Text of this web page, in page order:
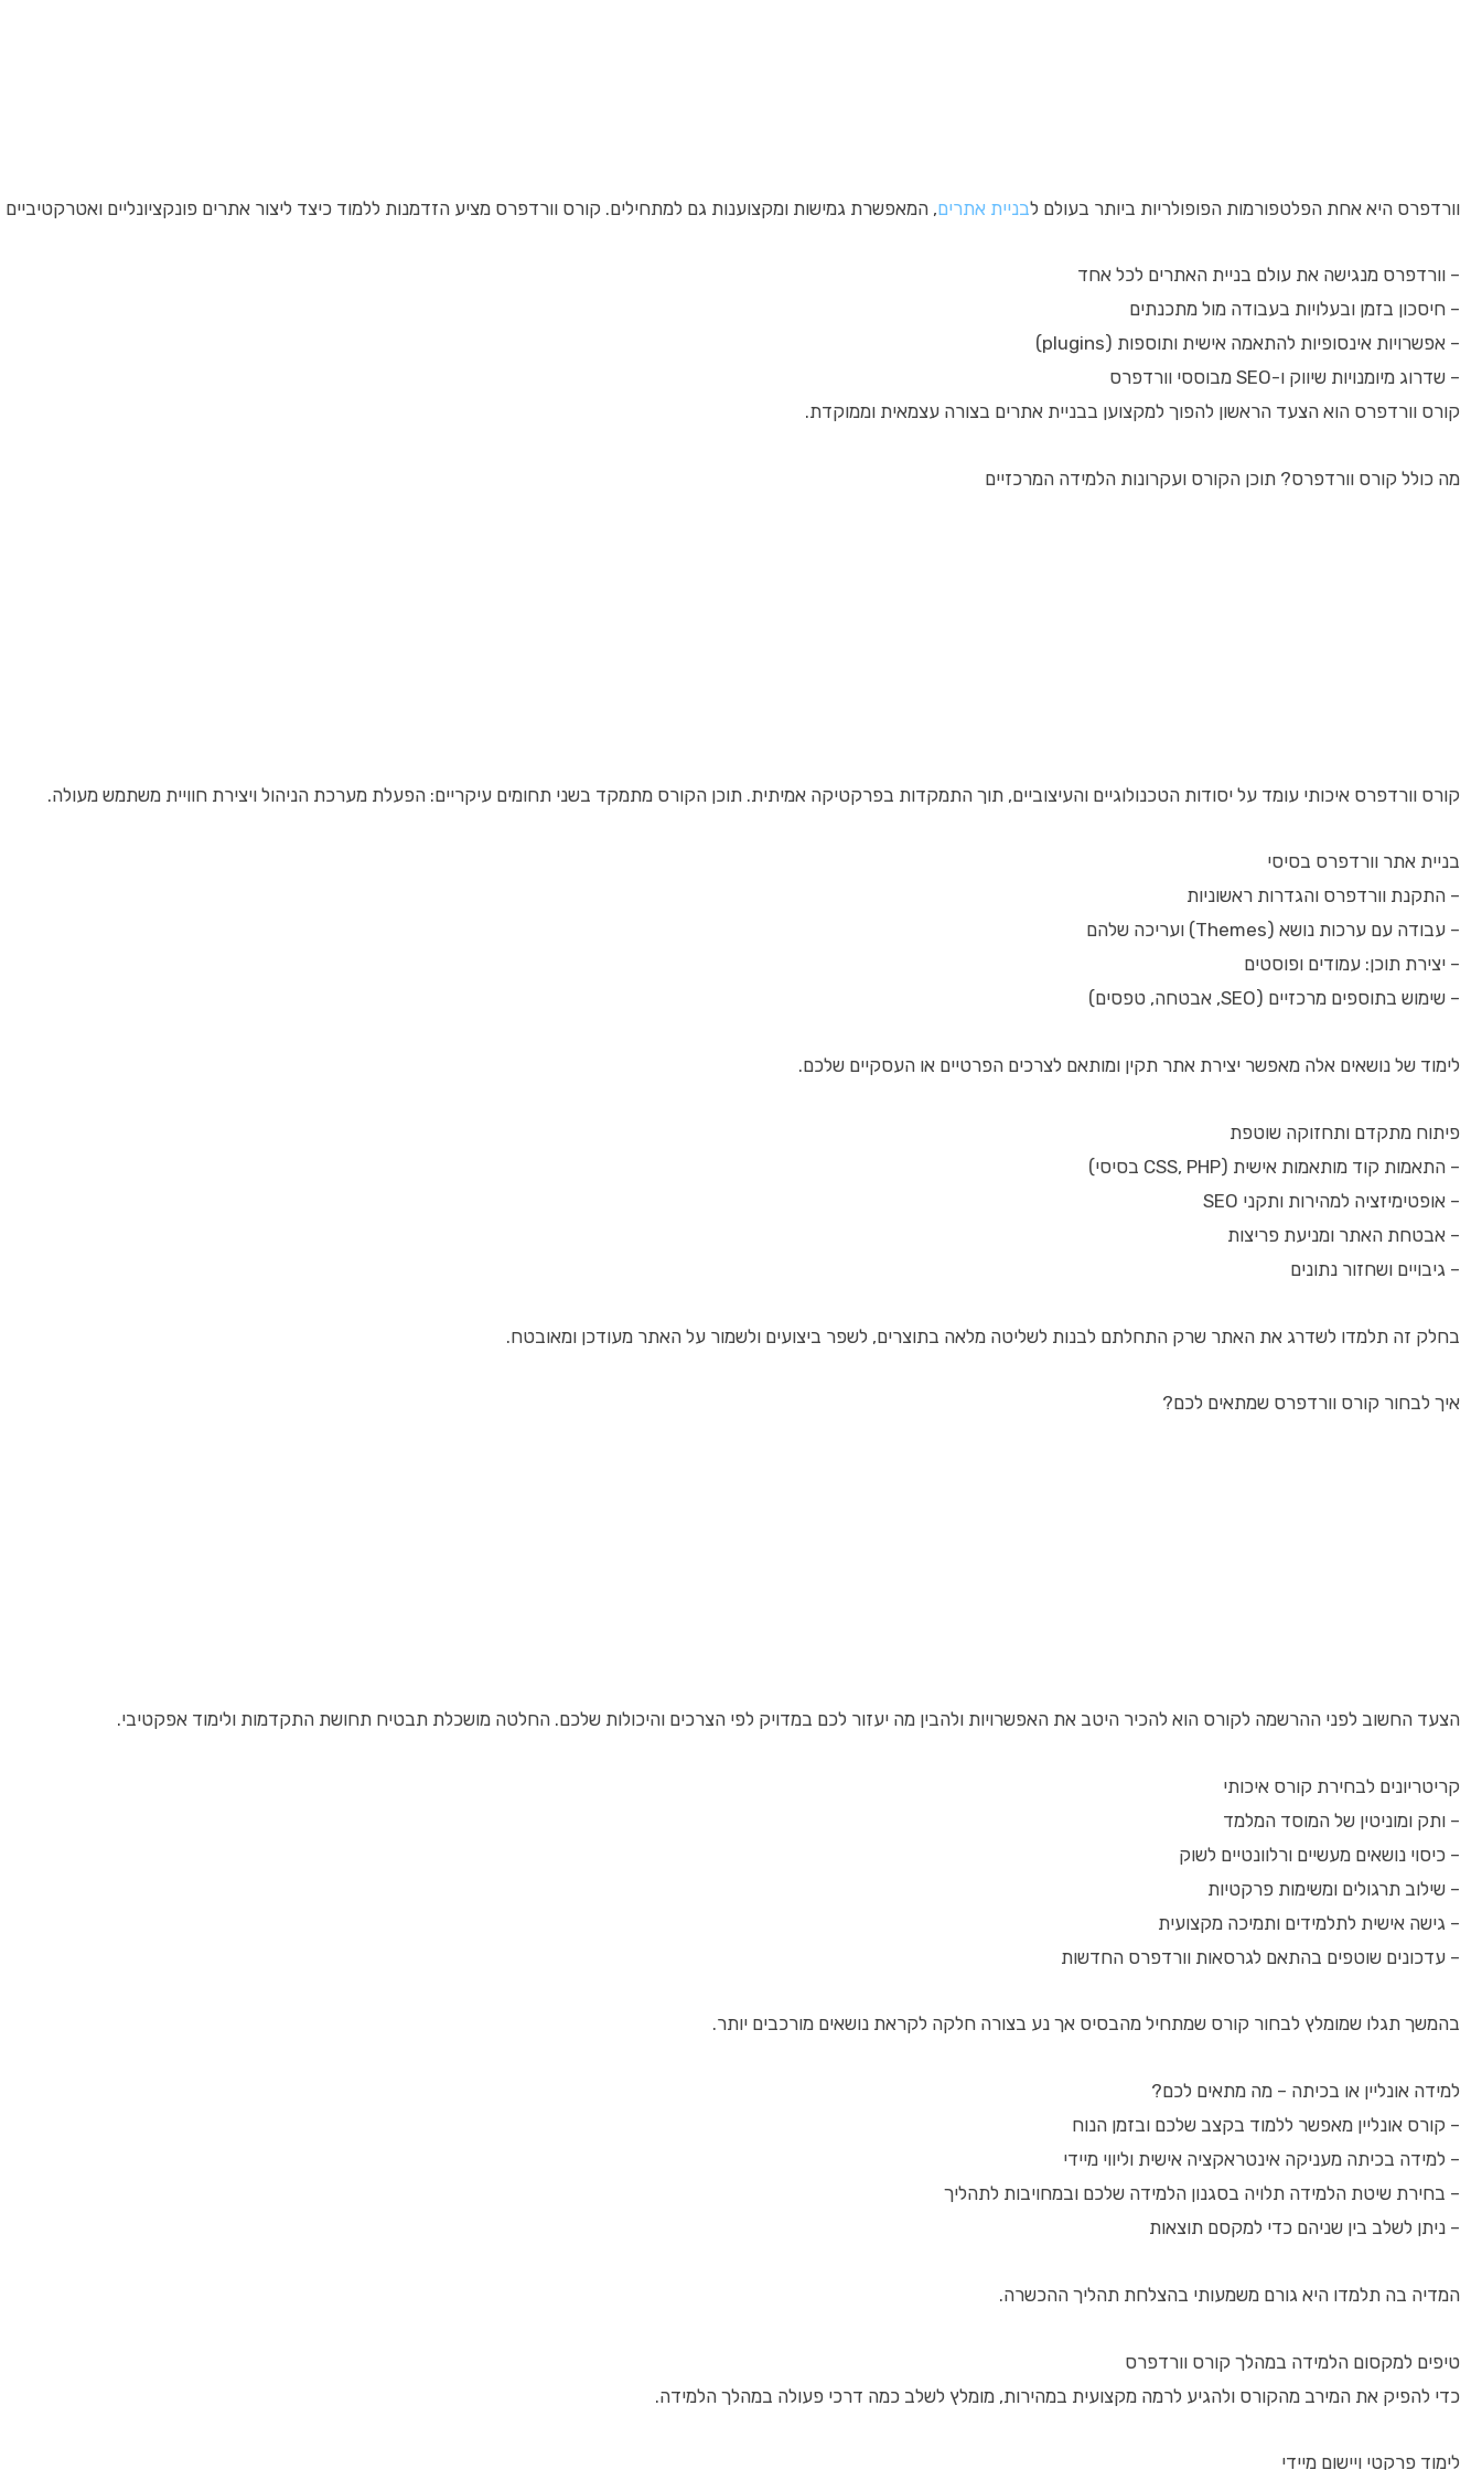
וורדפרס היא אחת הפלטפורמות הפופולריות ביותר בעולם לבניית אתרים, המאפשרת גמישות ומקצוענות גם למתחילים. קורס וורדפרס מציע הזדמנות ללמוד כיצד ליצור אתרים פונקציונליים
– וורדפרס מנגישה את עולם בניית האתרים לכל אחד
– חיסכון בזמן ובעלויות בעבודה מול מתכנתים
– אפשרויות אינסופיות להתאמה אישית ותוספות (plugins)
– שדרוג מיומנויות שיווק ו-SEO מבוססי וורדפרס
קורס וורדפרס הוא הצעד הראשון להפוך למקצוען בבניית אתרים בצורה עצמאית וממוקדת.
מה כולל קורס וורדפרס? תוכן הקורס ועקרונות הלמידה המרכזיים
קורס וורדפרס איכותי עומד על יסודות הטכנולוגיים והעיצוביים, תוך התמקדות בפרקטיקה אמיתית. תוכן הקורס מתמקד בשני תחומים עיקריים: הפעלת מערכת הניהול ויצירת חוויית משתמש מעולה.
בניית אתר וורדפרס בסיסי
– התקנת וורדפרס והגדרות ראשוניות
– עבודה עם ערכות נושא (Themes) ועריכה שלהם
– יצירת תוכן: עמודים ופוסטים
– שימוש בתוספים מרכזיים (SEO, אבטחה, טפסים)
לימוד של נושאים אלה מאפשר יצירת אתר תקין ומותאם לצרכים הפרטיים או העסקיים שלכם.
פיתוח מתקדם ותחזוקה שוטפת
– התאמות קוד מותאמות אישית (CSS, PHP בסיסי)
– אופטימיזציה למהירות ותקני SEO
– אבטחת האתר ומניעת פריצות
– גיבויים ושחזור נתונים
בחלק זה תלמדו לשדרג את האתר שרק התחלתם לבנות לשליטה מלאה בתוצרים, לשפר ביצועים ולשמור על האתר מעודכן ומאובטח.
איך לבחור קורס וורדפרס שמתאים לכם?
הצעד החשוב לפני ההרשמה לקורס הוא להכיר היטב את האפשרויות ולהבין מה יעזור לכם במדויק לפי הצרכים והיכולות שלכם. החלטה מושכלת תבטיח תחושת התקדמות ולימוד אפקטיבי.
קריטריונים לבחירת קורס איכותי
– ותק ומוניטין של המוסד המלמד
– כיסוי נושאים מעשיים ורלוונטיים לשוק
– שילוב תרגולים ומשימות פרקטיות
– גישה אישית לתלמידים ותמיכה מקצועית
– עדכונים שוטפים בהתאם לגרסאות וורדפרס החדשות
בהמשך תגלו שמומלץ לבחור קורס שמתחיל מהבסיס אך נע בצורה חלקה לקראת נושאים מורכבים יותר.
למידה אונליין או בכיתה – מה מתאים לכם?
– קורס אונליין מאפשר ללמוד בקצב שלכם ובזמן הנוח
– למידה בכיתה מעניקה אינטראקציה אישית וליווי מיידי
– בחירת שיטת הלמידה תלויה בסגנון הלמידה שלכם ובמחויבות לתהליך
– ניתן לשלב בין שניהם כדי למקסם תוצאות
המדיה בה תלמדו היא גורם משמעותי בהצלחת תהליך ההכשרה.
טיפים למקסום הלמידה במהלך קורס וורדפרס
כדי להפיק את המירב מהקורס ולהגיע לרמה מקצועית במהירות, מומלץ לשלב כמה דרכי פעולה במהלך הלמידה.
לימוד פרקטי ויישום מיידי